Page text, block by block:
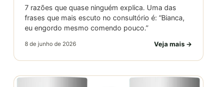
7 razões que quase ninguém explica. Uma das
frases que mais escuto no consultório é: “Bianca,
eu engordo mesmo comendo pouco.”
8 de junho de 2026 Veja mais →